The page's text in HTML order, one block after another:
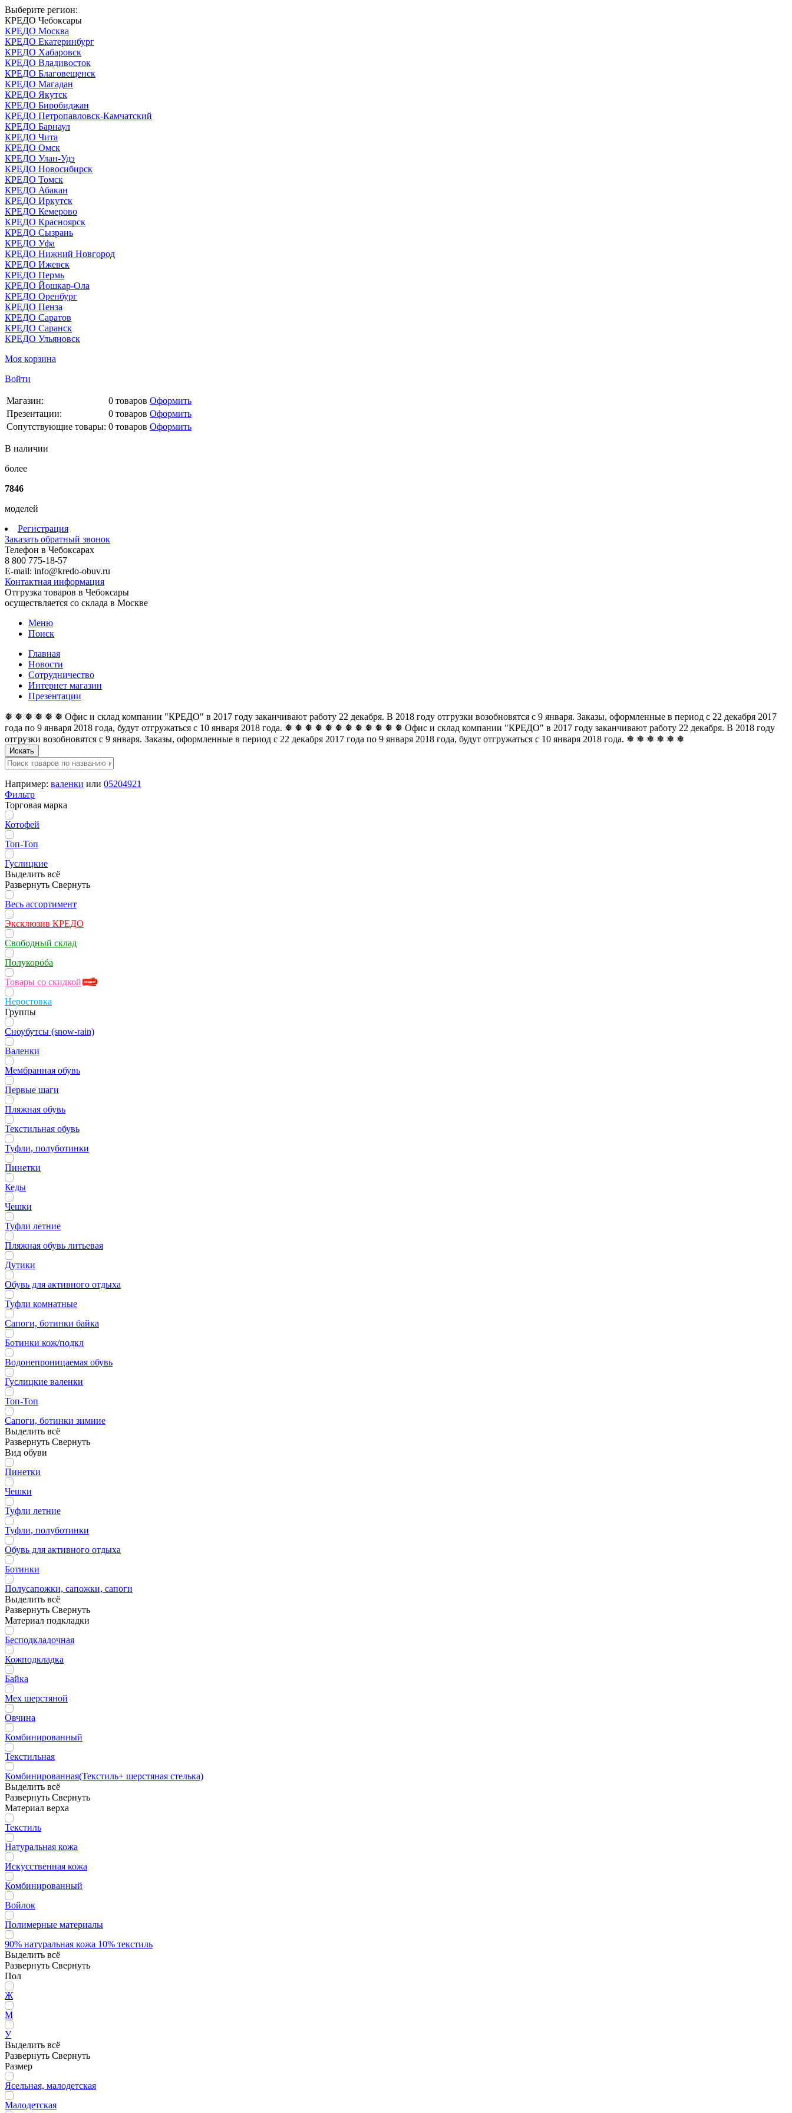
Выберите регион:
КРЕДО Чебоксары
КРЕДО Москва
КРЕДО Екатеринбург
КРЕДО Хабаровск
КРЕДО Владивосток
КРЕДО Благовещенск
КРЕДО Магадан
КРЕДО Якутск
КРЕДО Биробиджан
КРЕДО Петропавловск-Камчатский
КРЕДО Барнаул
КРЕДО Чита
КРЕДО Омск
КРЕДО Улан-Удэ
КРЕДО Новосибирск
КРЕДО Томск
КРЕДО Абакан
КРЕДО Иркутск
КРЕДО Кемерово
КРЕДО Красноярск
КРЕДО Сызрань
КРЕДО Уфа
КРЕДО Нижний Новгород
КРЕДО Ижевск
КРЕДО Пермь
КРЕДО Йошкар-Ола
КРЕДО Оренбург
КРЕДО Пенза
КРЕДО Саратов
КРЕДО Саранск
КРЕДО Ульяновск
Моя корзина
Войти
Магазин: 0 товаров Оформить
Презентации:
0 товаров Оформить
Сопутствующие товары: 0 товаров Оформить
В наличии
более
7846
моделей
Регистрация
Заказать обратный звонок
Телефон в Чебоксарах
8 800 775-18-57
E-mail: info@kredo-obuv.ru
Контактная информация
Отгрузка товаров в Чебоксары
осуществляется со склада в Москве
Меню
Поиск
Главная
Новости
Сотрудничество
Интернет магазин
Презентации
❅ ❅ ❅ ❅ ❅ ❅ Офис и склад компании "КРЕДО" в 2017 году заканчивают работу 22 декабря. В 2018 году отгрузки возобновятся с 9 января. Заказы, оформленные в период с 22 декабря 2017
года по 9 января 2018 года, будут отгружаться с 10 января 2018 года. ❅ ❅ ❅ ❅ ❅ ❅ ❅ ❅ ❅ ❅ ❅ ❅ Офис и склад компании "КРЕДО" в 2017 году заканчивают работу 22 декабря. В 2018 году
отгрузки возобновятся с 9 января. Заказы, оформленные в период с 22 декабря 2017 года по 9 января 2018 года, будут отгружаться с 10 января 2018 года. ❅ ❅ ❅ ❅ ❅ ❅
Искать
Например: валенки или 05204921
Фильтр
Торговая марка
Котофей
Топ-Топ
Гуслицкие
Выделить всё
Развернуть Свернуть
Весь ассортимент
Эксклюзив КРЕДО
Свободный склад
Полукороба
Товары со скидкой
Неростовка
Группы
Сноубутсы (snow-rain)
Валенки
Мембранная обувь
Первые шаги
Пляжная обувь
Текстильная обувь
Туфли, полуботинки
Пинетки
Кеды
Чешки
Туфли летние
Пляжная обувь литьевая
Дутики
Обувь для активного отдыха
Туфли комнатные
Сапоги, ботинки байка
Ботинки кож/подкл
Водонепроницаемая обувь
Гуслицкие валенки
Топ-Топ
Сапоги, ботинки зимние
Выделить всё
Развернуть Свернуть
Вид обуви
Пинетки
Чешки
Туфли летние
Туфли, полуботинки
Обувь для активного отдыха
Ботинки
Полусапожки, сапожки, сапоги
Выделить всё
Развернуть Свернуть
Материал подкладки
Бесподкладочная
Кожподкладка
Байка
Мех шерстяной
Овчина
Комбинированный
Текстильная
Комбинированная(Текстиль+ шерстяная стелька)
Выделить всё
Развернуть Свернуть
Материал верха
Текстиль
Натуральная кожа
Искусственная кожа
Комбинированный
Войлок
Полимерные материалы
90% натуральная кожа 10% текстиль
Выделить всё
Развернуть Свернуть
Пол
Ж
М
У
Выделить всё
Развернуть Свернуть
Размер
Ясельная, малодетская
Малодетская